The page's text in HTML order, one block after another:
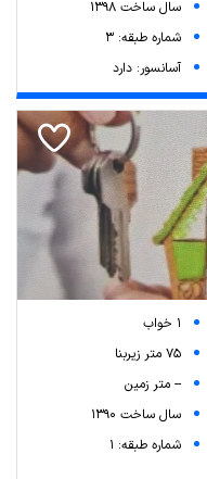
سال ساخت 1398
شماره طبقه: 3
آسانسور: دارد
1 خواب
75 متر زیربنا
-- متر زمین
سال ساخت 1390
شماره طبقه: 1